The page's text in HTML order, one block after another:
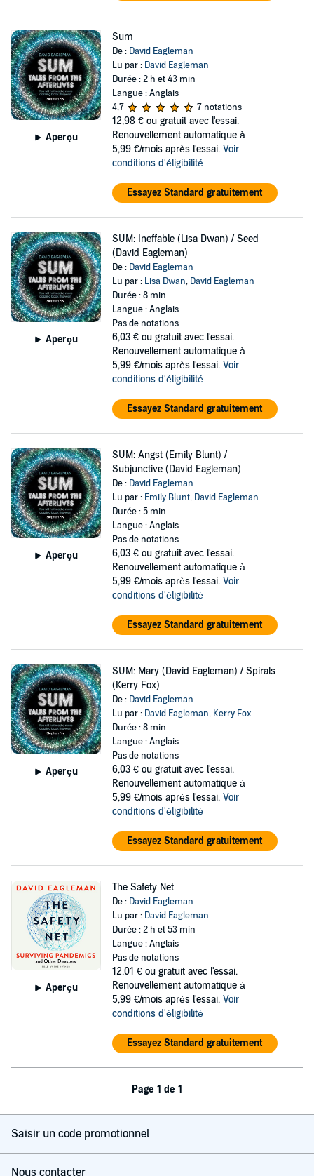
Aperçu
Sum
De : David Eagleman
Lu par : David Eagleman
Durée : 2 h et 43 min
Langue : Anglais
4,7
7 notations
12,98 € ou gratuit avec l'essai.
Renouvellement automatique à
5,99 €/mois après l'essai. Voir
conditions d'éligibilité
Essayez Standard gratuitement
Aperçu
SUM: Ineffable (Lisa Dwan) / Seed
(David Eagleman)
De : David Eagleman
Lu par : Lisa Dwan, David Eagleman
Durée : 8 min
Langue : Anglais
Pas de notations
6,03 € ou gratuit avec l'essai.
Renouvellement automatique à
5,99 €/mois après l'essai. Voir
conditions d'éligibilité
Essayez Standard gratuitement
Aperçu
SUM: Angst (Emily Blunt) /
Subjunctive (David Eagleman)
De : David Eagleman
Lu par : Emily Blunt, David Eagleman
Durée : 5 min
Langue : Anglais
Pas de notations
6,03 € ou gratuit avec l'essai.
Renouvellement automatique à
5,99 €/mois après l'essai. Voir
conditions d'éligibilité
Essayez Standard gratuitement
Aperçu
SUM: Mary (David Eagleman) / Spirals
(Kerry Fox)
De : David Eagleman
Lu par : David Eagleman, Kerry Fox
Durée : 8 min
Langue : Anglais
Pas de notations
6,03 € ou gratuit avec l'essai.
Renouvellement automatique à
5,99 €/mois après l'essai. Voir
conditions d'éligibilité
Essayez Standard gratuitement
Aperçu
The Safety Net
De : David Eagleman
Lu par : David Eagleman
Durée : 2 h et 53 min
Langue : Anglais
Pas de notations
12,01 € ou gratuit avec l'essai.
Renouvellement automatique à
5,99 €/mois après l'essai. Voir
conditions d'éligibilité
Essayez Standard gratuitement
Page 1 de 1
Saisir un code promotionnel
Nous contacter